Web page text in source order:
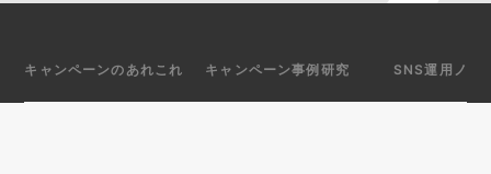
キャンペーンのあれこれ キャンペーン事例研究 SNS運用ノウ